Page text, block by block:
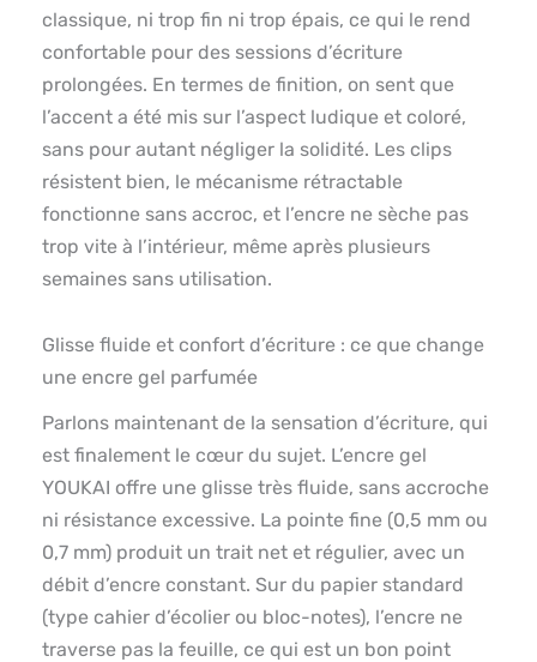
classique, ni trop fin ni trop épais, ce qui le rend
confortable pour des sessions d’écriture
prolongées. En termes de finition, on sent que
l’accent a été mis sur l’aspect ludique et coloré,
sans pour autant négliger la solidité. Les clips
résistent bien, le mécanisme rétractable
fonctionne sans accroc, et l’encre ne sèche pas
trop vite à l’intérieur, même après plusieurs
semaines sans utilisation.
Glisse fluide et confort d’écriture : ce que change
une encre gel parfumée
Parlons maintenant de la sensation d’écriture, qui
est finalement le cœur du sujet. L’encre gel
YOUKAI offre une glisse très fluide, sans accroche
ni résistance excessive. La pointe fine (0,5 mm ou
0,7 mm) produit un trait net et régulier, avec un
débit d’encre constant. Sur du papier standard
(type cahier d’écolier ou bloc-notes), l’encre ne
traverse pas la feuille, ce qui est un bon point